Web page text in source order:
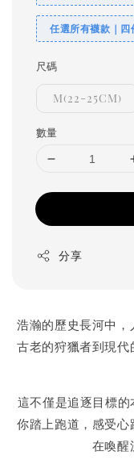
任選所有襪款｜四
尺碼
M(22-25CM)
數量
分享
浩瀚的歷史長河中
古老的狩獵者到現
這不僅是追逐目標
你踏上跑道，感受
在喚醒